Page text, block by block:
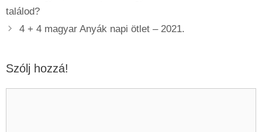
találod?
4 + 4 magyar Anyák napi ötlet – 2021.
Szólj hozzá!